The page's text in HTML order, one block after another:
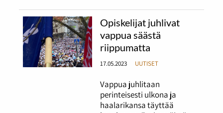
Opiskelijat juhlivat
vappua säästä
riippumatta
17.05.2023 UUTISET
Vappua juhlitaan
perinteisesti ulkona ja
haalarikansa täyttää